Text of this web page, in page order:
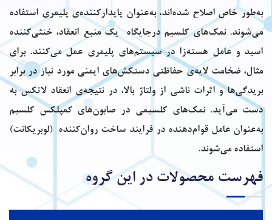
به‌طور خاص اصلاح شده‌اند، به‌عنوان پایدارکننده‌ی پلیمری استفاده
می‌شوند. نمک‌های کلسیم درجایگاه یک منبع انعقاد، خنثی‌کننده
اسید و عامل هسته‌زا در سیستم‌های پلیمری عمل می‌کنند. برای
مثال، ضخامت لایه‌ی حفاظتی دستکش‌های ایمنی مورد نیاز در برابر
بریدگی‌ها و اثرات ناشی از ولتاژ بالا، در نتیجه‌ی انعقاد لاتکس به
دست می‌آید. نمک‌های کلسیمی در صابون‌های کمپلکس کلسیم
به‌عنوان عامل قوام‌دهنده در فرایند ساخت روان‌کننده (لوبریکانت)
استفاده می‌شوند.
فهرست محصولات در این گروه